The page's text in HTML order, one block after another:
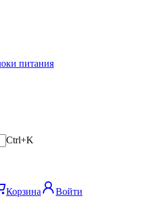
питания
Ctrl+K
Корзина Войти